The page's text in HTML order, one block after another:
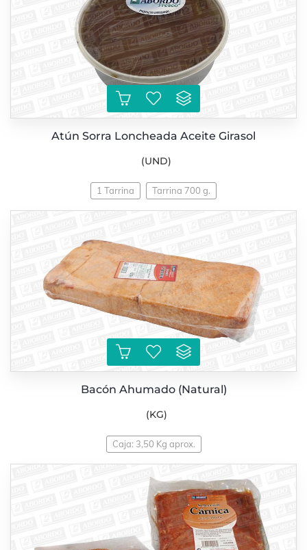
Atún Sorra Loncheada Aceite Girasol
(UND)
1 Tarrina Tarrina 700 g.
Bacón Ahumado (Natural)
(KG)
Caja: 3,50 Kg aprox.